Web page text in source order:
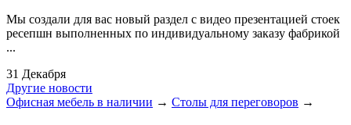
Мы создали для вас новый раздел с видео презентацией стоек
ресепшн выполненных по индивидуальному заказу фабрикой
...
31 Декабря
Другие новости
Офисная мебель в наличии → Столы для переговоров →